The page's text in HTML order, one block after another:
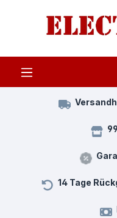
Zum Hauptinhalt
14 Tage